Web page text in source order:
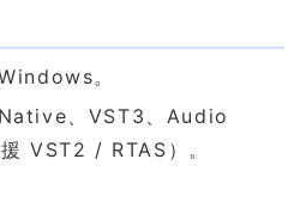
。
、VST3、Audio
VST2 / RTAS）。